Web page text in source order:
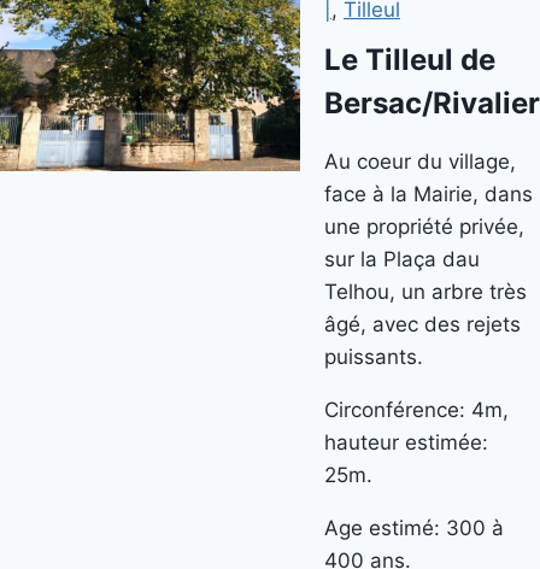
, Tilleul
Le Tilleul de
Bersac/Rivalier
Au coeur du village,
face à la Mairie, dans
une propriété privée,
sur la Plaça dau
Telhou, un arbre très
âgé, avec des rejets
puissants.
Circonférence: 4m,
hauteur estimée:
25m.
Age estimé: 300 à
400 ans.